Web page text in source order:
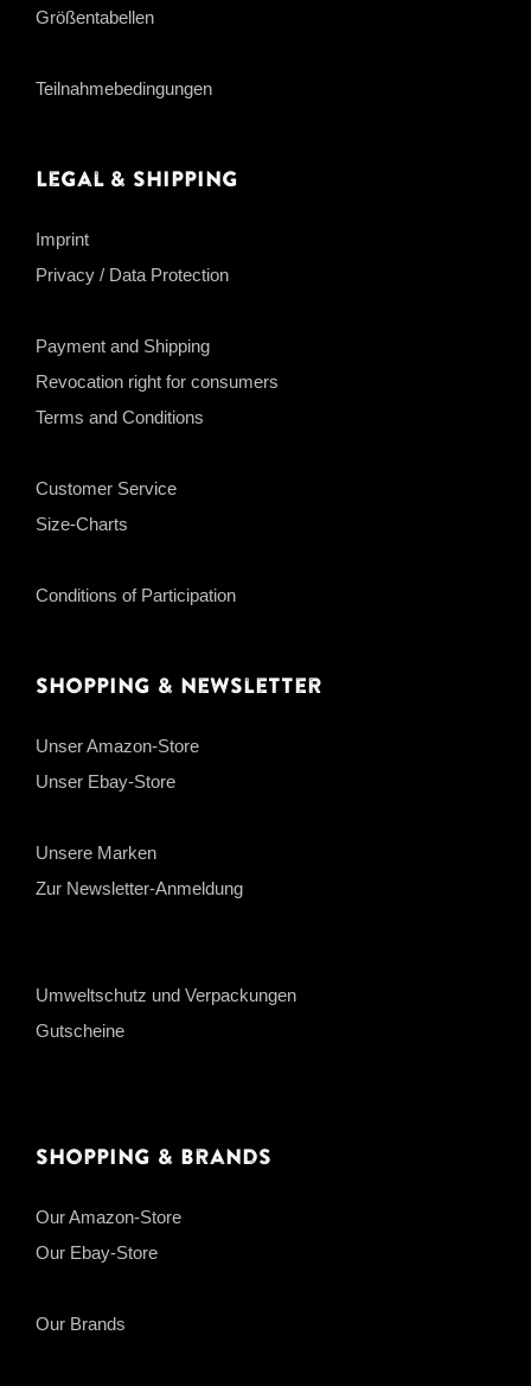
Größentabellen
Teilnahmebedingungen
Legal & Shipping
Imprint
Privacy / Data Protection
Payment and Shipping
Revocation right for consumers
Terms and Conditions
Customer Service
Size-Charts
Conditions of Participation
Shopping & Newsletter
Unser Amazon-Store
Unser Ebay-Store
Unsere Marken
Zur Newsletter-Anmeldung
Umweltschutz und Verpackungen
Gutscheine
Shopping & Brands
Our Amazon-Store
Our Ebay-Store
Our Brands